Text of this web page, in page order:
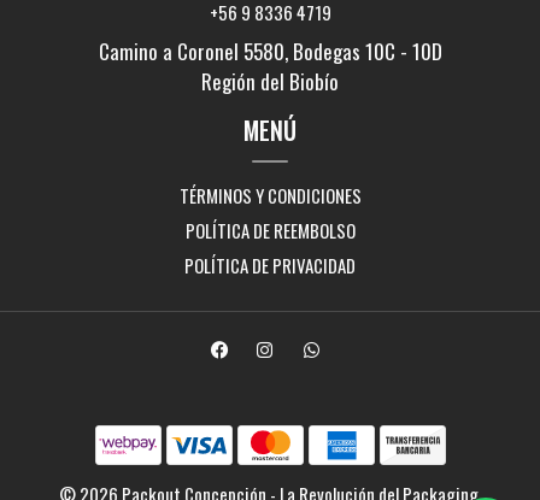
+56 9 8336 4719
Camino a Coronel 5580, Bodegas 10C - 10D
Región del Biobío
MENÚ
TÉRMINOS Y CONDICIONES
POLÍTICA DE REEMBOLSO
POLÍTICA DE PRIVACIDAD
© 2026 Packout Concepción - La Revolución del Packaging.